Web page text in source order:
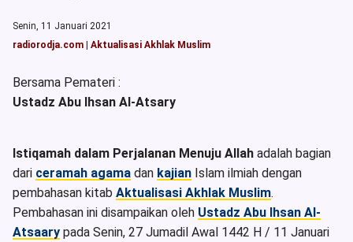
Senin, 11 Januari 2021
radiorodja.com
Aktualisasi Akhlak Muslim
Bersama Pemateri :
Ustadz Abu Ihsan Al-Atsary
Istiqamah dalam Perjalanan Menuju Allah adalah bagian
dari ceramah agama dan kajian Islam ilmiah dengan
pembahasan kitab Aktualisasi Akhlak Muslim.
Pembahasan ini disampaikan oleh Ustadz Abu Ihsan Al-
Atsaary pada Senin, 27 Jumadil Awal 1442 H / 11 Januari